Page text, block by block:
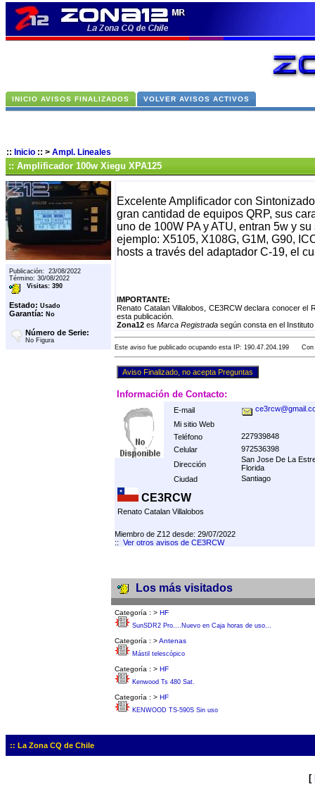
INICIO AVISOS FINALIZADOS VOLVER AVISOS ACTIVOS
:: Inicio :: > Ampl. Lineales
:: Amplificador 100w Xiegu XPA125
Publicación: 23/08/2022
Término: 30/08/2022
Visitas: 390
Estado: Usado
Garantía: No
Número de Serie:
No Figura
Excelente Amplificador con
gran cantidad de equipos QRP, sus
uno de 100W PA y ATU, entran 5w y
ejemplo: X5105, X108G, G1M, G90,
hosts a través del adaptador C-19, el
IMPORTANTE:
Renato Catalan Villalobos, CE3RCW declara conocer
esta publicación.
Zona12 es Marca Registrada según consta en el
Este aviso fue publicado ocupando esta IP: 190.47.204.199 Con
Información de Contacto:
E-mail
Mi sitio Web
Teléfono
227939848
Celular
972536398
Dirección
San Jose De La
Florida
Ciudad
Santiago
CE3RCW
Renato Catalan Villalobos
Miembro de Z12 desde: 29/07/2022
:: Ver otros avisos de CE3RCW
Los más visitados
Categoría : > HF
SunSDR2 Pro....Nuevo en Caja horas de uso...
Categoría : >Antenas
Mástil telescópico
Categoría : > HF
Kenwood Ts 480 Sat.
Categoría : > HF
KENWOOD TS-590S Sin uso
:: La Zona CQ de Chile
[